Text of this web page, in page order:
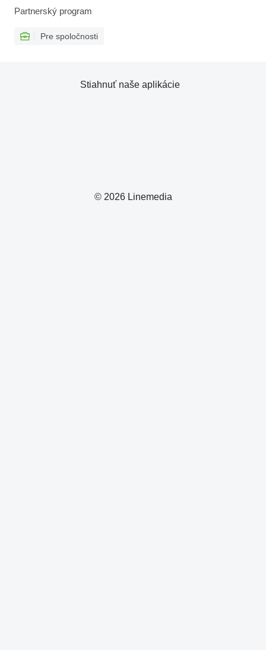
Partnerský program
Pre spoločnosti
© 2026 Linemedia
Stiahnuť naše aplikácie